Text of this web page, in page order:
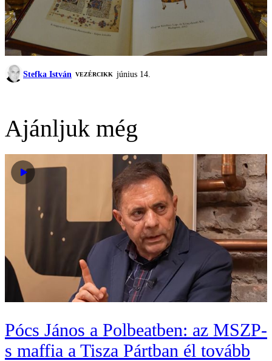
Stefka István VEZÉRCIKK június 14.
Ajánljuk még
Pócs János a Polbeatben: az MSZP-
s maffia a Tisza Pártban él tovább